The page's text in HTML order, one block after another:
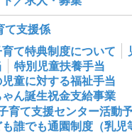
て支援係
て特典制度について
特別児童扶養手当
童に対する福祉手当
ん誕生祝金支給事業
て支援センター活動
誰でも通園制度（乳児